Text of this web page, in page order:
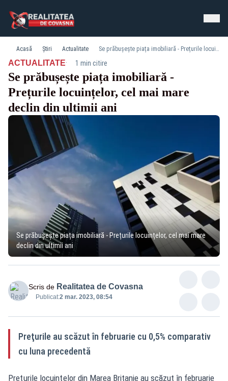
Acasă Știri Actualitate Se prăbușește piața imobiliară - Prețurile locuințelor, cel mai mare declin din ultimii ani
ACTUALITATE· 1 min citire
Se prăbușește piața imobiliară -
Prețurile locuințelor, cel mai mare
declin din ultimii ani
Se prăbușește piața imobiliară - Prețurile locuințelor, cel mai mare
declin din ultimii ani
Scris de Realitatea de Covasna
Publicat:2 mar. 2023, 08:54
Preţurile au scăzut în februarie cu 0,5% comparativ
cu luna precedentă
Preţurile locuinţelor din Marea Britanie au scăzut în februarie